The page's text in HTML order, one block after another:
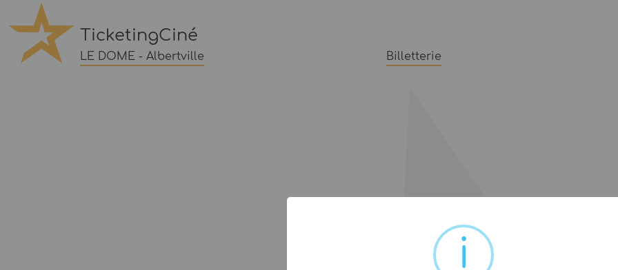
TicketingCiné
LE DOME - Albertville Billetterie